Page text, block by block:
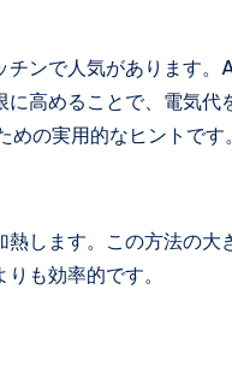
ンで人気があります。
高めることで、電気代
の実用的なヒントです。
します。この方法の大
も効率的です。